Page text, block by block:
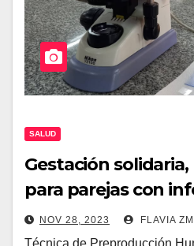
SALUD
Gestación
para parejas con
NOV 28, 2023 FLAVIA
Técnica de Preproducción